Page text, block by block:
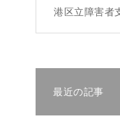
港区立障害者
最近の記事